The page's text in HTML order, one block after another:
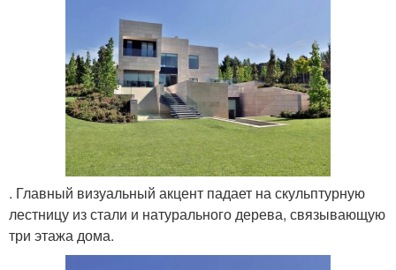
. Главный визуальный акцент падает на скульптурную
лестницу из стали и натурального дерева, связывающую
три этажа дома.